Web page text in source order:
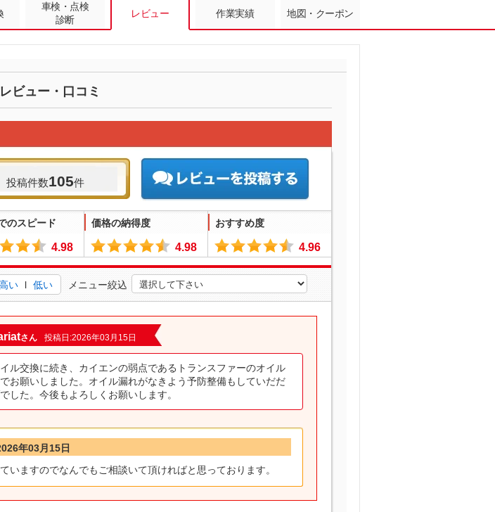
車検・点検
診断
レビュー 作業実績 地図・クーポン
ビュー・口コミ
投稿件数105件
のスピード 価格の納得度 おすすめ度
4.98 4.98 4.96
い l 低い メニュー絞込
さん 投稿日:2026年03月15日
ル交換に続き、カイエンの弱点であるトランスファーのオイル
お願いしました。オイル漏れがなきよう予防整備もしていだだ
した。今後もよろしくお願いします。
年03月15日
いますのでなんでもご相談いて頂ければと思っております。